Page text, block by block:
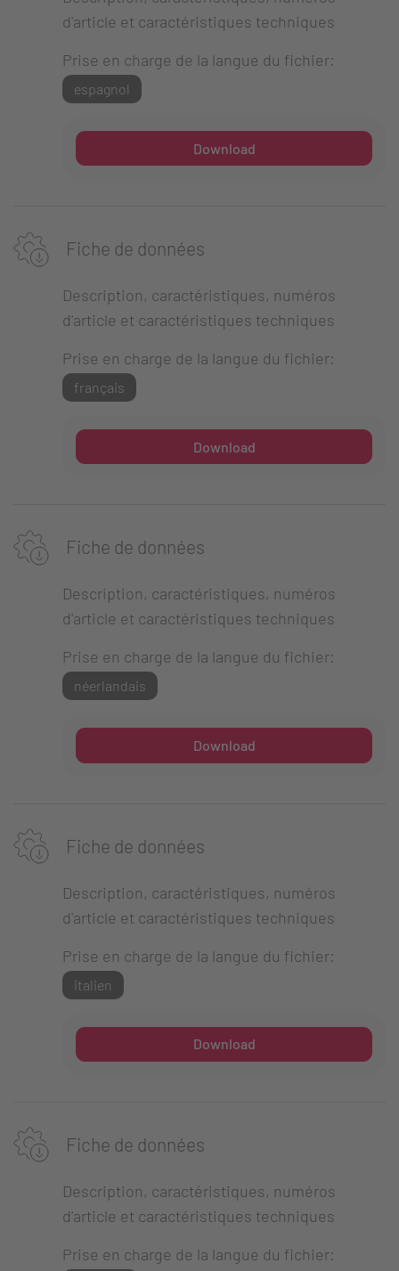
d'article et caractéristiques techniques
Prise en charge de la langue du fichier:
espagnol
Download
Fiche de données
Description, caractéristiques, numéros
d'article et caractéristiques techniques
Prise en charge de la langue du fichier:
français
Download
Fiche de données
Description, caractéristiques, numéros
d'article et caractéristiques techniques
Prise en charge de la langue du fichier:
néerlandais
Download
Fiche de données
Description, caractéristiques, numéros
d'article et caractéristiques techniques
Prise en charge de la langue du fichier:
italien
Download
Fiche de données
Description, caractéristiques, numéros
d'article et caractéristiques techniques
Prise en charge de la langue du fichier: